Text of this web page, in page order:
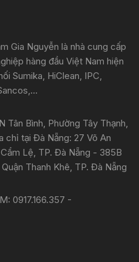
Gia Nguyễn là nhà cung cấp
hàng đầu Việt Nam hiện
Sumika, HiClean, IPC,
Tân Bình, Phường Tây Thạnh,
chỉ tại Đà Nẵng: 27 Võ An
Lệ, TP. Đà Nẵng - 385B
Thanh Khê, TP. Đà Nẵng
0917.166.357 -